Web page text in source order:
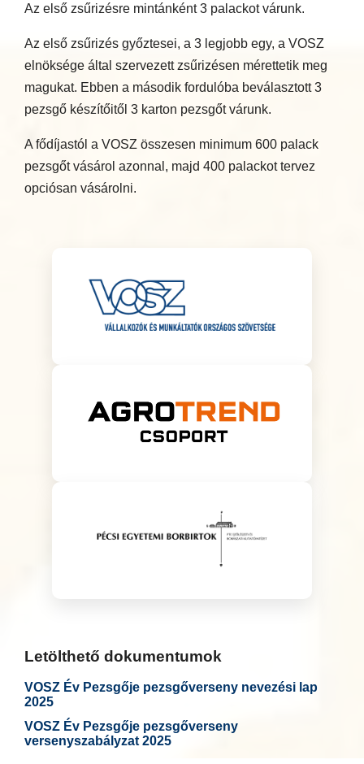
Az első zsűrizésre mintánként 3 palackot várunk.
Az első zsűrizés győztesei, a 3 legjobb egy, a VOSZ
elnöksége által szervezett zsűrizésen mérettetik meg
magukat. Ebben a második fordulóba beválasztott 3
pezsgő készítőitől 3 karton pezsgőt várunk.
A fődíjastól a VOSZ összesen minimum 600 palack
pezsgőt vásárol azonnal, majd 400 palackot tervez
opciósan vásárolni.
Letölthető dokumentumok
VOSZ Év Pezsgője pezsgőverseny nevezési lap
2025
VOSZ Év Pezsgője pezsgőverseny
versenyszabályzat 2025